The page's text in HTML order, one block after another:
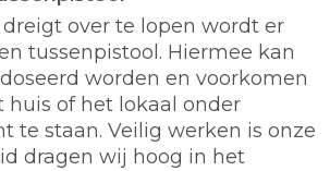
over te lopen wordt er
tussenpistool. Hiermee kan
worden en voorkomen
huis of het lokaal onder
te staan. Veilig werken is onze
dragen wij hoog in het